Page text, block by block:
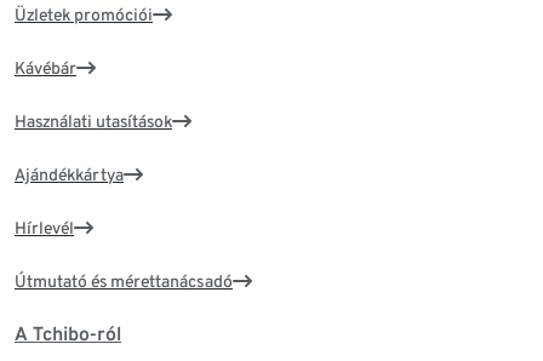
Üzletek promóciói
Kávébár
Használati utasítások
Ajándékkártya
Hírlevél
Útmutató és mérettanácsadó
A Tchibo-ról